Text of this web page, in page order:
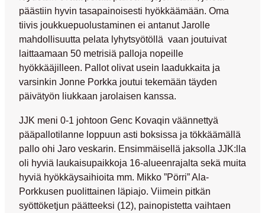
päästiin hyvin tasapainoisesti hyökkäämään. Oma
tiivis joukkuepuolustaminen ei antanut Jarolle
mahdollisuutta pelata lyhytsyötöllä vaan joutuivat
laittaamaan 50 metrisiä palloja nopeille
hyökkääjilleen. Pallot olivat usein laadukkaita ja
varsinkin Jonne Porkka joutui tekemään täyden
päivätyön liukkaan jarolaisen kanssa.
JJK meni 0-1 johtoon Genc Kovaqin väännettyä
pääpallotilanne loppuun asti boksissa ja tökkäämällä
pallo ohi Jaro veskarin. Ensimmäisellä jaksolla JJK:lla
oli hyviä laukaisupaikkoja 16-alueenrajalta sekä muita
hyviä hyökkäysaihioita mm. Mikko ”Pörri” Ala-
Porkkusen puolittainen läpiajo. Viimein pitkän
syöttöketjun päätteeksi (12), painopistetta vaihtaen